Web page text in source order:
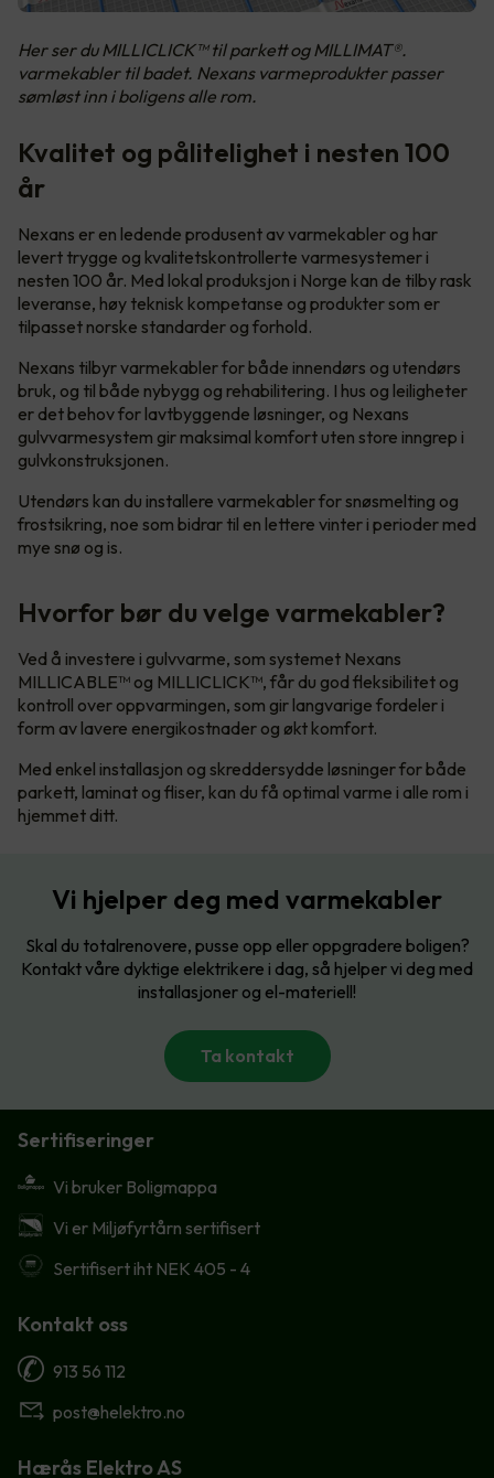
Her ser du MILLICLICK™ til parkett og MILLIMAT®.
varmekabler til badet. Nexans varmeprodukter passer
sømløst inn i boligens alle rom.
Kvalitet og pålitelighet i nesten 100
år
Nexans er en ledende produsent av varmekabler og har
levert trygge og kvalitetskontrollerte varmesystemer i
nesten 100 år. Med lokal produksjon i Norge kan de tilby rask
leveranse, høy teknisk kompetanse og produkter som er
tilpasset norske standarder og forhold.
Nexans tilbyr varmekabler for både innendørs og utendørs
bruk, og til både nybygg og rehabilitering. I hus og leiligheter
er det behov for lavtbyggende løsninger, og Nexans
gulvvarmesystem gir maksimal komfort uten store inngrep i
gulvkonstruksjonen.
Utendørs kan du installere varmekabler for snøsmelting og
frostsikring, noe som bidrar til en lettere vinter i perioder med
mye snø og is.
Hvorfor bør du velge varmekabler?
Ved å investere i gulvvarme, som systemet Nexans
MILLICABLE™ og MILLICLICK™, får du god fleksibilitet og
kontroll over oppvarmingen, som gir langvarige fordeler i
form av lavere energikostnader og økt komfort.
Med enkel installasjon og skreddersydde løsninger for både
parkett, laminat og fliser, kan du få optimal varme i alle rom i
hjemmet ditt.
Vi hjelper deg med varmekabler
Skal du totalrenovere, pusse opp eller oppgradere boligen?
Kontakt våre dyktige elektrikere i dag, så hjelper vi deg med
installasjoner og el-materiell!
Ta kontakt
Sertifiseringer
Vi bruker Boligmappa
Vi er Miljøfyrtårn sertifisert
Sertifisert iht NEK 405 - 4
Kontakt oss
913 56 112
post@helektro.no
Hærås Elektro AS